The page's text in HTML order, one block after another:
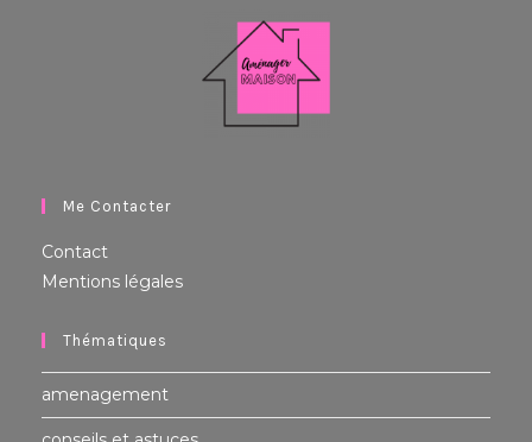
Me Contacter
Contact
Mentions légales
Thématiques
amenagement